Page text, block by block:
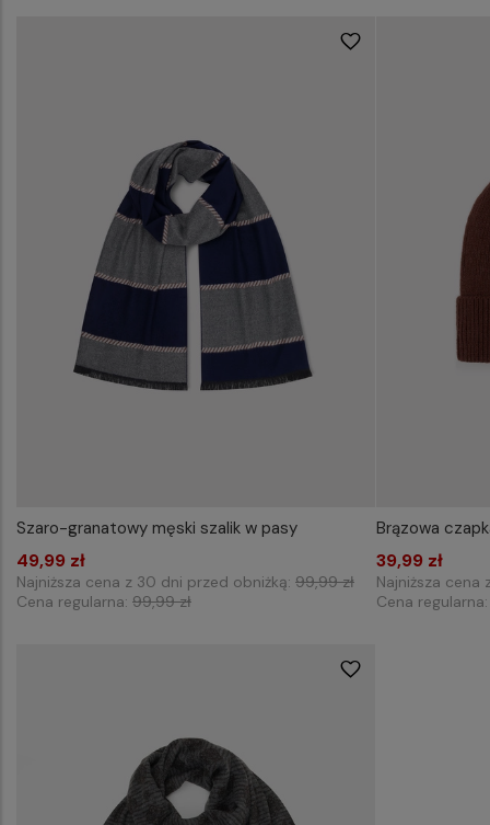
Szaro-granatowy męski szalik w pasy
49,99 zł
Najniższa cena z 30 dni przed obniżką: 99,99 zł
Cena regularna: 99,99 zł
Brązowa
39,99 zł
Najniższa cena
Cena regularna: